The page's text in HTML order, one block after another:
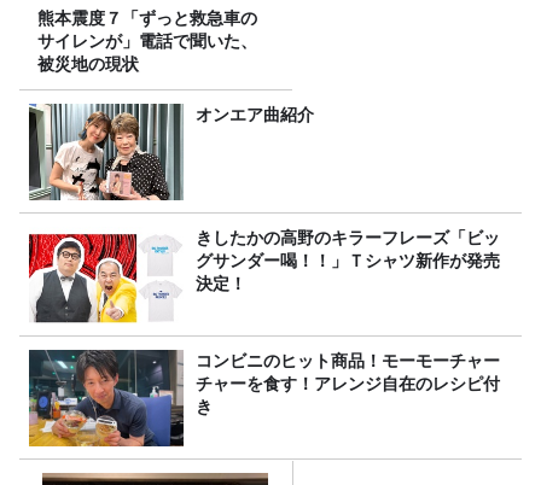
熊本震度７「ずっと救急車の
サイレンが」電話で聞いた、
被災地の現状
オンエア曲紹介
きしたかの高野のキラーフレーズ「ビッ
グサンダー喝！！」Ｔシャツ新作が発売
決定！
コンビニのヒット商品！モーモーチャー
チャーを食す！アレンジ自在のレシピ付
き